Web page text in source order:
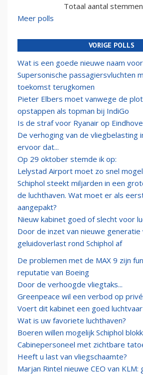
Totaal aantal
Meer polls
VORIGE POLLS
Wat is een goede nieuwe naam
Supersonische passagiersvluchten
toekomst terugkomen
Pieter Elbers moet vanwege de
opstappen als topman bij IndiGo
Is de straf voor Ryanair op
De verhoging van de vliegbelasting
ervoor dat...
Op 29 oktober stemde ik op:
Lelystad Airport moet zo snel
Schiphol steekt miljarden in een
de luchthaven. Wat moet er als
aangepakt?
Nieuw kabinet goed of slecht voor
Door de inzet van nieuwe
geluidoverlast rond Schiphol af
De problemen met de MAX 9 zijn
reputatie van Boeing
Door de verhoogde vliegtaks...
Greenpeace wil een verbod op
Voert dit kabinet een goed
Wat is uw favoriete luchthaven?
Boeren willen mogelijk Schiphol
Cabinepersoneel met zichtbare
Heeft u last van vliegschaamte?
Marjan Rintel nieuwe CEO van KLM: